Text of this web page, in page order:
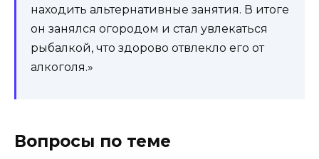
находить альтернативные занятия. В итоге
он занялся огородом и стал увлекаться
рыбалкой, что здорово отвлекло его от
алкоголя.»
Вопросы по теме